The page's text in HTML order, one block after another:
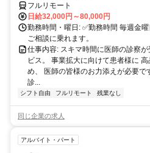
フルリモート
日給32,000円～80,000円
勤務時間・曜日: ✅勤務時間 毎週金
ご相談に乗れます。
仕事内容: スキマ時間に医師の診察
ビス。 事業拡大に向けて患者様に
め、 医師の皆様のお力添えが必要で
診...
シフト自由 フルリモート 残業なし
同じ企業の求人
アルバイト・パート